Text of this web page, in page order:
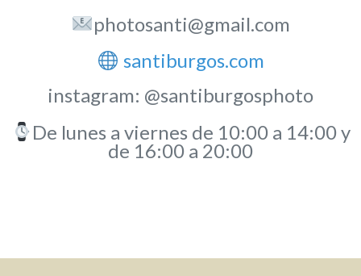
photosanti@gmail.com
santiburgos.com
instagram: @santiburgosphoto
De lunes a viernes de 10:00 a 14:00 y
de 16:00 a 20:00